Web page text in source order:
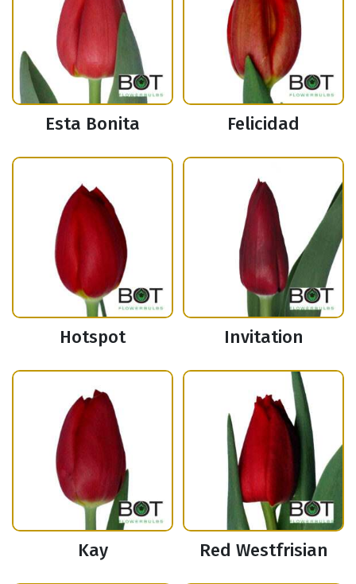
Esta Bonita Felicidad
Hotspot Invitation
Kay Red Westfrisian